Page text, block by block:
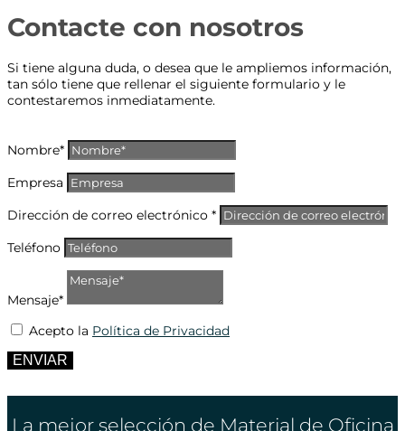
Contacte con nosotros
Si tiene alguna duda, o desea que le ampliemos información,
tan sólo tiene que rellenar el siguiente formulario y le
contestaremos inmediatamente.
Nombre*
Empresa
Dirección de correo electrónico *
Teléfono
Mensaje*
Acepto la Política de Privacidad
ENVIAR
La mejor selección de Material de Oficina